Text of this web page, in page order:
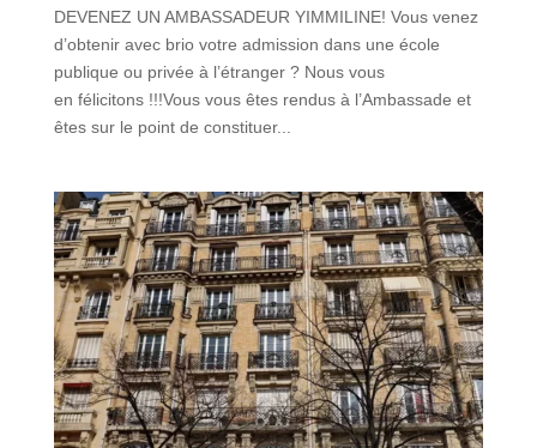
DEVENEZ UN AMBASSADEUR YIMMILINE! Vous venez
d’obtenir avec brio votre admission dans une école
publique ou privée à l’étranger ? Nous vous
en félicitons !!!Vous vous êtes rendus à l’Ambassade et
êtes sur le point de constituer...